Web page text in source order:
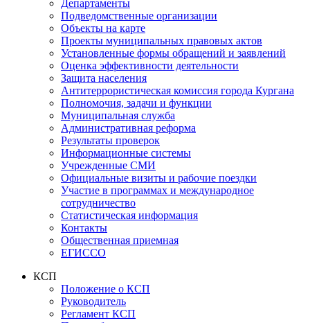
Департаменты
Подведомственные организации
Объекты на карте
Проекты муниципальных правовых актов
Установленные формы обращений и заявлений
Оценка эффективности деятельности
Защита населения
Антитеррористическая комиссия города Кургана
Полномочия, задачи и функции
Муниципальная служба
Административная реформа
Результаты проверок
Информационные системы
Учрежденные СМИ
Официальные визиты и рабочие поездки
Участие в программах и международное
сотрудничество
Статистическая информация
Контакты
Общественная приемная
ЕГИССО
КСП
Положение о КСП
Руководитель
Регламент КСП